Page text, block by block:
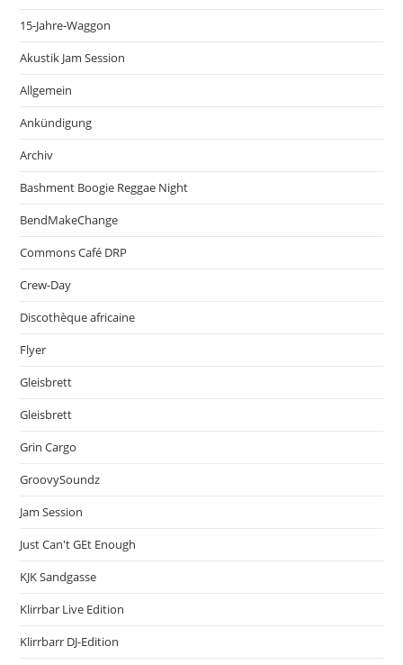
15-Jahre-Waggon
Akustik Jam Session
Allgemein
Ankündigung
Archiv
Bashment Boogie Reggae Night
BendMakeChange
Commons Café DRP
Crew-Day
Discothèque africaine
Flyer
Gleisbrett
Gleisbrett
Grin Cargo
GroovySoundz
Jam Session
Just Can't GEt Enough
KJK Sandgasse
Klirrbar Live Edition
Klirrbarr DJ-Edition